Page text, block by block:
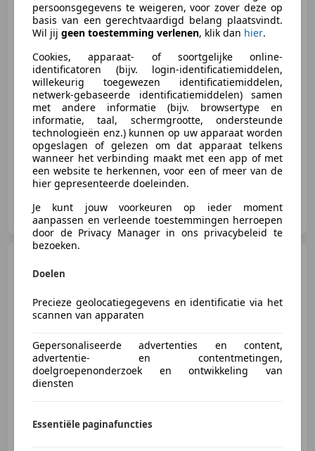
Control |
€ 13.940
06/2018 65.314 km Benzine
88 kW (120 PK)
CarProf Jos Bouw B.V.
NL-3861 KG NIJKERK GLD
03/2020
persoonsgegevens te weigeren, voor zover deze op
basis van een gerechtvaardigd belang plaatsvindt.
Wil jij geen toestemming verlenen, klik dan hier.
Cookies, apparaat- of soortgelijke online-
identificatoren (bijv. login-identificatiemiddelen,
willekeurig toegewezen identificatiemiddelen,
netwerk-gebaseerde identificatiemiddelen) samen
met andere informatie (bijv. browsertype en
informatie, taal, schermgrootte, ondersteunde
technologieën enz.) kunnen op uw apparaat worden
opgeslagen of gelezen om dat apparaat telkens
wanneer het verbinding maakt met een app of met
een website te herkennen, voor een of meer van de
hier gepresenteerde doeleinden.
Je kunt jouw voorkeuren op ieder moment
aanpassen en verleende toestemmingen herroepen
door de Privacy Manager in ons privacybeleid te
bezoeken.
Doelen
Precieze geolocatiegegevens en identificatie via het
scannen van apparaten
Gepersonaliseerde advertenties en content,
advertentie- en contentmetingen,
doelgroepenonderzoek en ontwikkeling van
diensten
Essentiële paginafuncties